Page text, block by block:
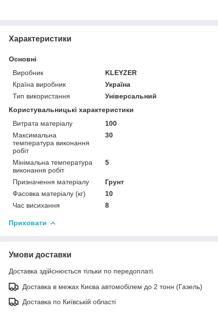
Характеристики
Основні
Виробник
KLEYZER
Країна виробник
Україна
Тип використання
Універсальний
Користувальницькі характеристики
Витрата матеріалу
100
Максимальна
температура виконання
робіт
30
Мінімальна температура
виконання робіт
5
Призначення матеріалу
Грунт
Фасовка матеріалу (кг)
10
Час висихання
8
Приховати
Умови доставки
Доставка здійснюється тільки по передоплаті.
Доставка в межах Києва автомобілем до 2 тонн (Газель)
Доставка по Київській області